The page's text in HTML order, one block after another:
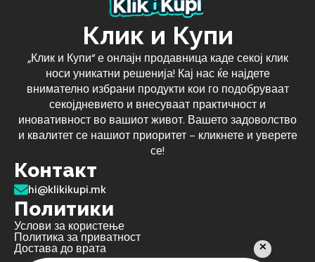
Клик и Купи
„Клик и Купи“ е онлајн продавница каде секој клик
носи уникатни решенија! Кај нас ќе најдете
внимателно избрани продукти кои го подобруваат
секојдневието и внесуваат практичност и
иновативност во вашиот живот. Вашето задоволство
и квалитет се нашиот приоритет – кликнете и уверете
се!
Контакт
hi@klikikupi.mk
Политики
Услови за користење
Политика за приватност
Достава до врата